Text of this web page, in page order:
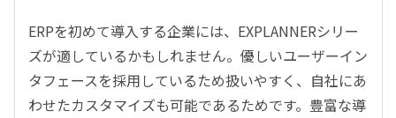
ERPを初めて導入する企業には、EXPLANNERシリー
ズが適しているかもしれません。優しいユーザーイン
タフェースを採用しているため扱いやすく、自社にあ
わせたカスタマイズも可能であるためです。豊富な導